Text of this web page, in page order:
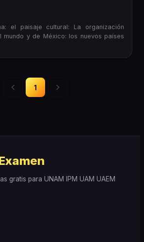
el paisaje cultural: La organización
mundo y de México: los nuevos países
1
gratis para UNAM IPM UAM UAEM